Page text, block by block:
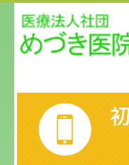
ホーム
当院について
診療案内